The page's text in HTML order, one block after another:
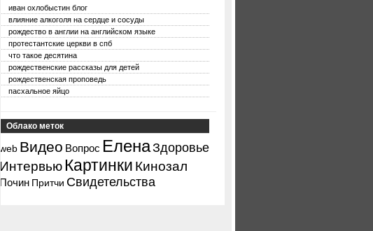
иван охлобыстин блог
влияние алкоголя на сердце и сосуды
рождество в англии на английском языке
протестантские церкви в спб
что такое десятина
рождественские рассказы для детей
рождественская проповедь
пасхальное яйцо
Облако меток
web Видео Вопрос ЕленаЗдоровье
ИнтервьюКартинки Кинозал
Почин Притчи Свидетельства